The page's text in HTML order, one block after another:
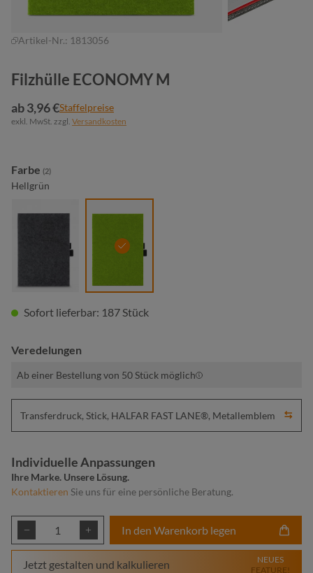
Artikel-Nr.: 1813056
Filzhülle ECONOMY M
ab 3,96 €Staffelpreise
exkl. MwSt. zzgl. Versandkosten
Farbe auswählen
(2)
Hellgrün
anthrazit hellgrün
Sofort lieferbar: 187 Stück
Veredelungen
Ab einer Bestellung von 50 Stück möglich
Transferdruck, Stick, HALFAR FAST LANE®, Metallemblem
Individuelle Anpassungen
Ihre Marke. Unsere Lösung.
Kontaktieren Sie uns für eine persönliche Beratung.
Produkt Anzahl: Gib den gewünschten
In den Warenkorb legen
Jetzt gestalten und kalkulieren
NEUES
FEATURE!